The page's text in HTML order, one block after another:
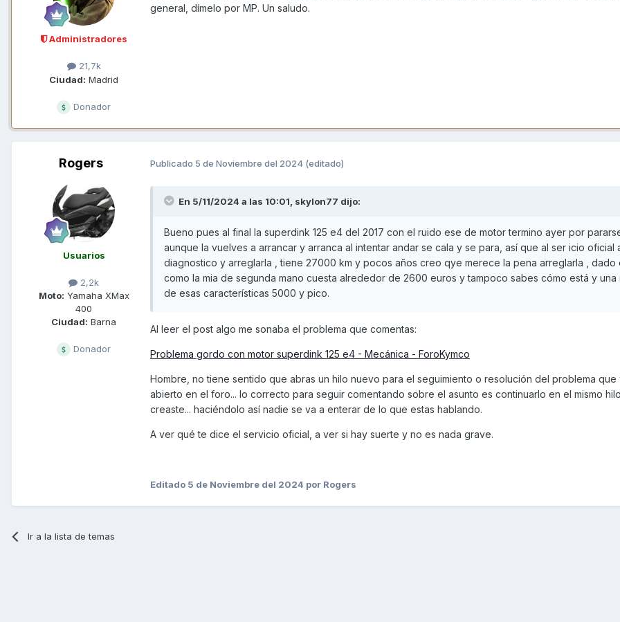
Administradores
21,7k
Ciudad: Madrid
Donador
general, dímelo por MP. Un saludo.
Rogers
Usuarios
2,2k
Moto: Yamaha XMax
400
Ciudad: Barna
Donador
Publicado 5 de Noviembre del 2024 (editado)
En 5/11/2024 a las 10:01, skylon77 dijo:
Bueno pues al final la superdink 125 e4 del 2017 con el ruido ese de motor termino ayer por
aunque la vuelves a arrancar y arranca al intentar andar se cala y se para, así que al ser icio oficial
diagnostico y arreglarla , tiene 27000 km y pocos años creo qye merece la pena arreglarla , dado
como la mia de segunda mano cuesta alrededor de 2600 euros y tampoco sabes cómo está y una
de esas características 5000 y pico.
Al leer el post algo me sonaba el problema que comentas:
Problema gordo con motor superdink 125 e4 - Mecánica - ForoKymco
Hombre, no tiene sentido que abras un hilo nuevo para el seguimiento o resolución del problema que
abierto en el foro... lo correcto para seguir comentando sobre el asunto es continuarlo en el mismo
creaste... haciéndolo así nadie se va a enterar de lo que estas hablando.
A ver qué te dice el servicio oficial, a ver si hay suerte y no es nada grave.
Editado 5 de Noviembre del 2024 por Rogers
Ir a la lista de temas